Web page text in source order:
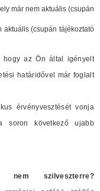
már nem aktuális (csupán
(csupán tájékoztató
hogy az Ön által igényelt
határidővel már foglalt
érvényvesztését vonja
soron következő ujabb
nem szilveszterre?